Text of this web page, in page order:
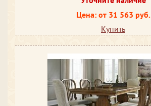
Цена: от 31 563 руб.
Купить